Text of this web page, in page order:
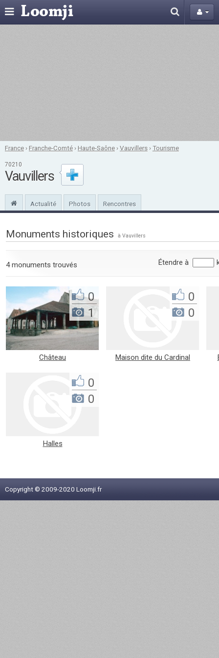
France ›Franche-Comté ›Haute-Saône ›Vauvillers ›Tourisme
70210
Vauvillers
Actualité Photos Rencontres
Monuments historiques à Vauvillers
Étendre à
4 monuments trouvés
Château
0
1
Maison dite du Cardinal
0
0
Halles
0
0
Copyright © 2009-2020 Loomji.fr